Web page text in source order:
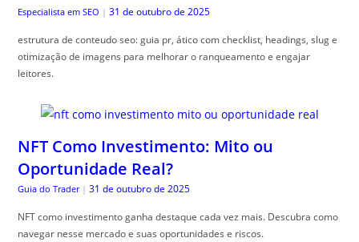
Especialista em SEO | 31 de outubro de 2025
estrutura de conteudo seo: guia pr, ático com checklist, headings, slug e
otimização de imagens para melhorar o ranqueamento e engajar
leitores.
NFT Como Investimento: Mito ou
Oportunidade Real?
Guia do Trader | 31 de outubro de 2025
NFT como investimento ganha destaque cada vez mais. Descubra como
navegar nesse mercado e suas oportunidades e riscos.